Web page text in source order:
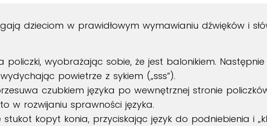
dzieciom w prawidłowym wymawianiu dźwięków i
policzki, wyobrażając sobie, że jest balonikiem.
powietrze z sykiem („sss”).
czubkiem języka po wewnętrznej stronie
w rozwijaniu sprawności języka.
stukot kopyt konia, przyciskając język do podniebienia i